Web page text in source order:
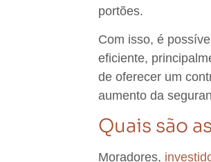
portões.
Com isso, é
eficiente,
de oferecer um
aumento da
Quais são
Moradores,